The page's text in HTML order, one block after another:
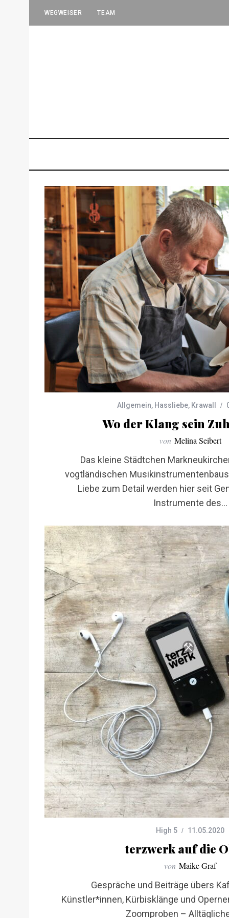
WEGWEISER TEAM
Allgemein, Hassliebe, Krawall
Wo der Klang sein
von Melina Seibert
Das kleine Städtchen
vogtländischen
Liebe zum Detail werden hier seit
Instrumente des…
High 5 11.05.2020
terzwerk auf die
von Maike Graf
Gespräche und Beiträge übers
Künstler*innen, Kürbisklänge und
Zoomproben –